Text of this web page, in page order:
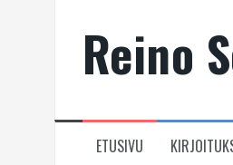
Reino
ETUSIVU